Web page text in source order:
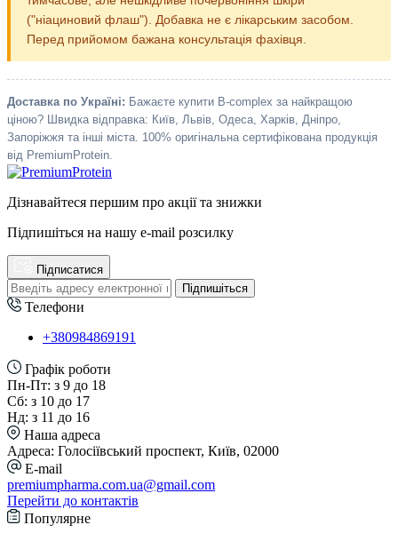
("ніациновий флаш"). Добавка не є лікарським засобом.
Перед прийомом бажана консультація фахівця.
Доставка по Україні: Бажаєте купити B-complex за найкращою
ціною? Швидка відправка: Київ, Львів, Одеса, Харків, Дніпро,
Запоріжжя та інші міста. 100% оригінальна сертифікована продукція
від PremiumProtein.
Дізнавайтеся першим про акції та знижки
Підпишіться на нашу e-mail розсилку
Підписатися
Підпишіться
Телефони
+380984869191
Графік роботи
Пн-Пт: з 9 до 18
Сб: з 10 до 17
Нд: з 11 до 16
Наша адреса
Адреса: Голосіївський проспект, Київ, 02000
E-mail
premiumpharma.com.ua@gmail.com
Перейти до контактів
Популярне